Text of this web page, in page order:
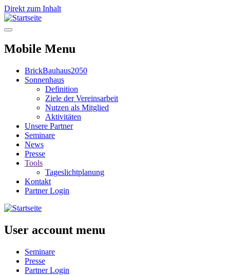
Direkt zum Inhalt
Mobile Menu
BrickBauhaus2050
Sonnenhaus
Definition
Ziele der Vereinsarbeit
Nutzen als Mitglied
Aktivitäten
Unsere Partner
Seminare
News
Presse
Tools
Tageslichtplanung
Kontakt
Partner Login
User account menu
Seminare
Presse
Partner Login